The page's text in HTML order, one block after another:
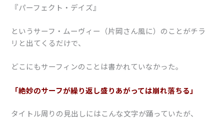
『パーフェクト・デイズ』
というサーフ・ムーヴィー（片岡さん風に）のことがチラ
リと出てくるだけで、
どこにもサーフィンのことは書かれていなかった。
「絶妙のサーフが繰り返し盛りあがっては崩れ落ちる」
タイトル周りの見出しにはこんな文字が踊っていたが、